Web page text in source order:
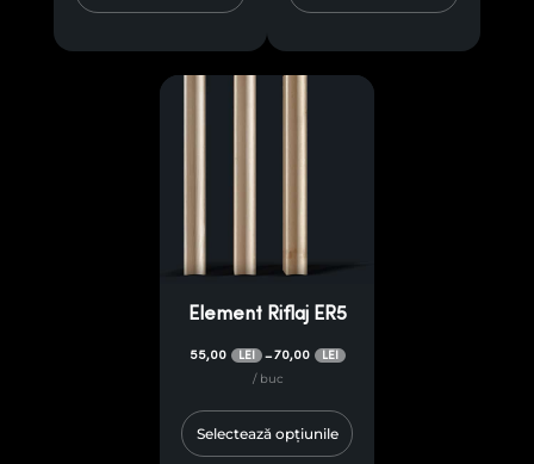
Element Riflaj ER5
55,00 LEI –70,00 LEI
/ buc
Selectează opțiunile